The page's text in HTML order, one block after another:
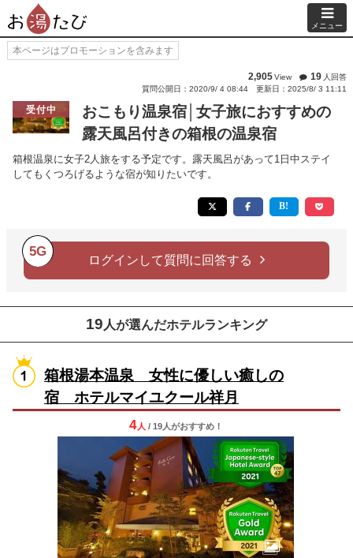
メニュー
本ページはプロモーションを含みます
2,905View 19 人回答
質問公開日：2020/9/ 4 08:44
更新日：2025/8/ 3 11:11
受付中
おこもり温泉宿│女子旅におすすめの
露天風呂付きの箱根の温泉宿
箱根温泉に女子2人旅をする予定です。露天風呂があって1日中ステイ
してもくつろげるような宿が知りたいです。
5G
ログインして質問に回答する
19 人が選んだホテルランキング
箱根湯本温泉 女性に優しい癒しの
宿 ホテルマイユクール祥月
4人 / 19人がおすすめ！